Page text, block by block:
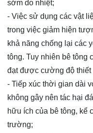
sớm do nhiệt;
- Việc sử dụng các vật
trong việc giảm hiện
khả năng chống lại các
tông. Tuy nhiên bê tông
đạt được cường độ thiết
- Tiếp xúc thời gian dài
không gây nên tác hại
hữu ích của bê tông, kể
trường;